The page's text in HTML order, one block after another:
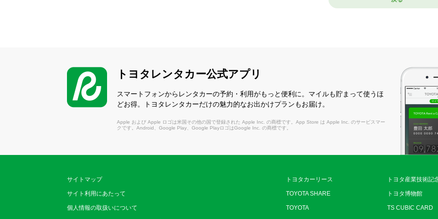
トヨタレンタカー公式アプリ
スマートフォンからレンタカーの予約・利用がもっと便利に。マイルも貯まって使うほ
どお得。トヨタレンタカーだけの魅力的なお出かけプランもお届け。
Apple および Apple ロゴは米国その他の国で登録された Apple Inc. の商標です。App Store は Apple Inc. のサービスマー
クです。Android、Google Play、Google PlayロゴはGoogle Inc. の商標です。
サイトマップ
サイト利用にあたって
個人情報の取扱いについて
トヨタカーリース
TOYOTA SHARE
TOYOTA
トヨタ産業技術記
トヨタ博物館
TS CUBIC CARD